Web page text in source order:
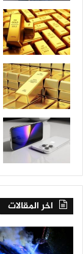
اخر المقالات